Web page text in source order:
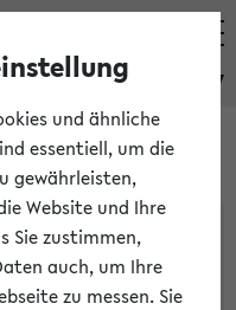
eKVV
Räume
und ähnliche
essentiell, um die
gewährleisten,
Website und Ihre
Sie zustimmen,
auch, um Ihre
zu messen. Sie